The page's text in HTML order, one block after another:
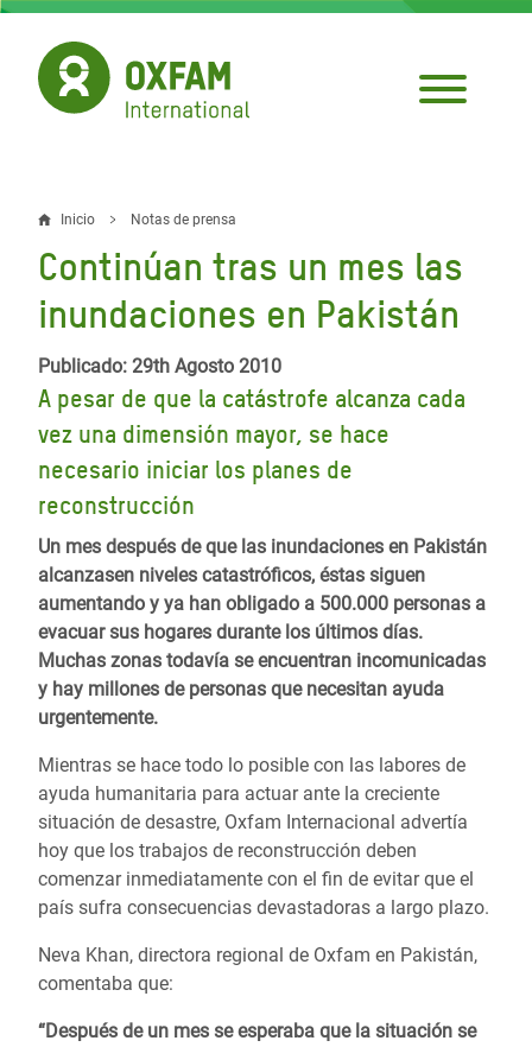
Pasar
contenido
principal
Sobrescribir
enlaces
de
ayuda
a
la
navegación
Inicio Notas de prensa
Continúan tras un mes las
inundaciones en Pakistán
Publicado: 29th Agosto 2010
A pesar de que la catástrofe alcanza cada
vez una dimensión mayor, se hace
necesario iniciar los planes de
reconstrucción
Un mes después de que las inundaciones en Pakistán
alcanzasen niveles catastróficos, éstas siguen
aumentando y ya han obligado a 500.000 personas a
evacuar sus hogares durante los últimos días.
Muchas zonas todavía se encuentran incomunicadas
y hay millones de personas que necesitan ayuda
urgentemente.
Mientras se hace todo lo posible con las labores de
ayuda humanitaria para actuar ante la creciente
situación de desastre, Oxfam Internacional advertía
hoy que los trabajos de reconstrucción deben
comenzar inmediatamente con el fin de evitar que el
país sufra consecuencias devastadoras a largo plazo.
Neva Khan, directora regional de Oxfam en Pakistán,
comentaba que:
“Después de un mes se esperaba que la situación se